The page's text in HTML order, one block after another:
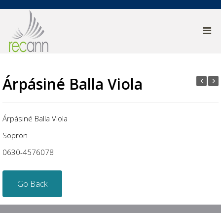
Árpásiné Balla Viola
Árpásiné Balla Viola
Sopron
0630-4576078
Go Back